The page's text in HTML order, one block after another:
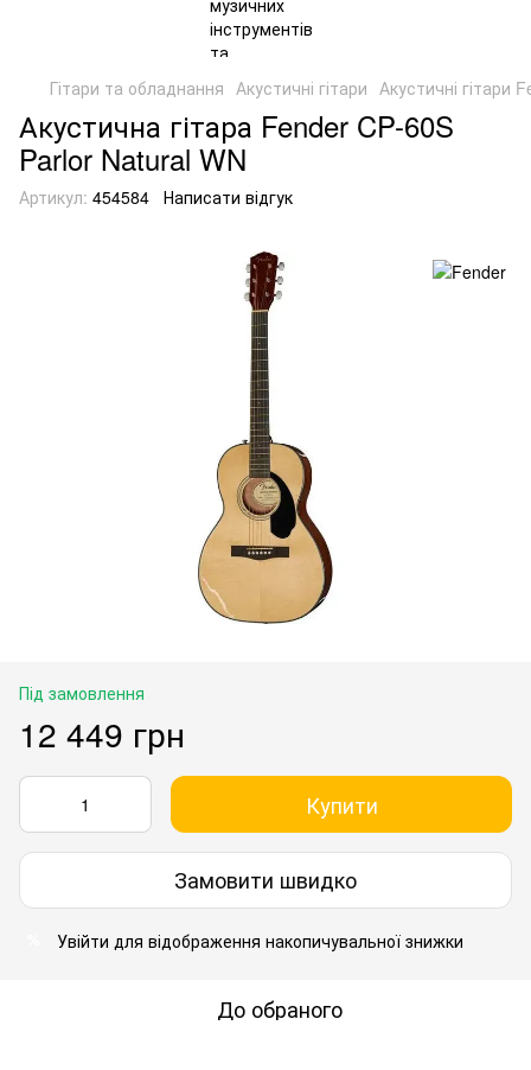
Гітари та обладнання Акустичні гітари Акустичні гітари
Акустична гітара Fender CP-60S
Parlor Natural WN
Артикул: 454584 Написати відгук
Під замовлення
12 449 грн
Купити
Замовити швидко
Увійти для відображення накопичувальної знижки
До обраного